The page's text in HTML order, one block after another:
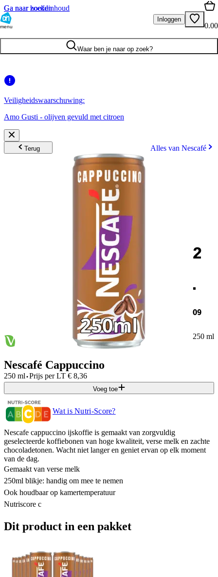
Ga naar hoofdinhoud
Ga naar zoeken
menu
Inloggen
0.00
Waar ben je naar op zoek?
Veiligheidswaarschuwing:
Amo Gusti - olijven gevuld met citroen
Terug Alles van Nescafé
2
.
09
250 ml
Nescafé Cappuccino
250 ml·Prijs per LT € 8,36
Voeg toe
Wat is Nutri-Score?
Nescafe cappuccino ijskoffie is gemaakt van zorgvuldig
geselecteerde koffiebonen van hoge kwaliteit, verse melk en zachte
chocoladetonen. Wacht niet langer en geniet ervan op elk moment
van de dag.
Gemaakt van verse melk
250ml blikje: handig om mee te nemen
Ook houdbaar op kamertemperatuur
Nutriscore c
Dit product in een pakket